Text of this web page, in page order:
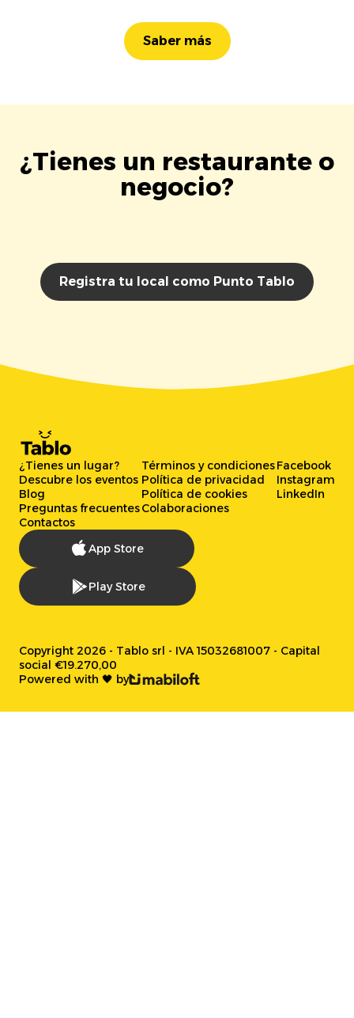
Saber más
¿Tienes un restaurante o
negocio?
Registra tu local como Punto Tablo
¿Tienes un lugar?
Descubre los eventos
Blog
Preguntas frecuentes
Contactos
Términos y condiciones
Política de privacidad
Política de cookies
Colaboraciones
Facebook
Instagram
LinkedIn
App Store
Play Store
Copyright 2026 - Tablo srl - IVA 15032681007 - Capital
social €19.270,00
Powered with 🖤 by